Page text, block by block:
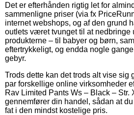
Det er efterhånden rigtig let for
sammenligne priser (via fx
internet webshops, og af den grund
outlets været tvunget til at nedbringe
produkterne – til babyer og børn,
eftertrykkeligt, og endda nogle
gebyr.
Trods dette kan det trods alt vise sig
par forskellige online virksomheder
Rav Limited Pants Ws – Black – Str.
gennemfører din handel, sådan at
fat i den mindst kostelige pris.